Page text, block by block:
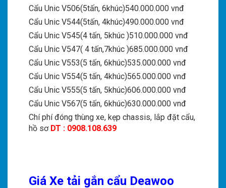
Cẩu Unic V506(5tấn, 6khúc)540.000.000 vnđ
Cẩu Unic V544(5tấn, 4khúc)490.000.000 vnđ
Cẩu Unic V545(4 tấn, 5khúc )510.000.000 vnđ
Cẩu Unic V547( 4 tấn,7khúc )685.000.000 vnđ
Cẩu Unic V553(5 tấn, 6khúc)535.000.000 vnđ
Cẩu Unic V554(5 tấn, 4khúc)565.000.000 vnđ
Cẩu Unic V555(5 tấn, 5khúc)606.000.000 vnđ
Cẩu Unic V567(5 tấn, 6khúc)630.000.000 vnđ
Chí phí đóng thùng xe, kẹp chassis, lắp đặt cẩu,
hồ sơ DT : 0908.108.639
Giá Xe tải gắn cẩu Deawoo